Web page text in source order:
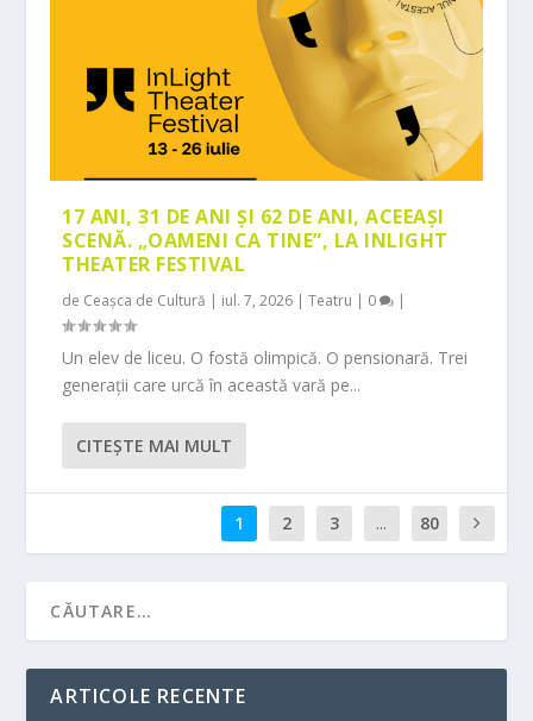
17 ANI, 31 DE ANI ȘI 62 DE ANI, ACEEAȘI
SCENĂ. „OAMENI CA TINE”, LA INLIGHT
THEATER FESTIVAL
de Ceașca de Cultură | iul. 7, 2026 |Teatru | 0 |
Un elev de liceu. O fostă olimpică. O pensionară. Trei
generații care urcă în această vară pe...
CITEŞTE MAI MULT
1 2 3 ... 80
ARTICOLE RECENTE